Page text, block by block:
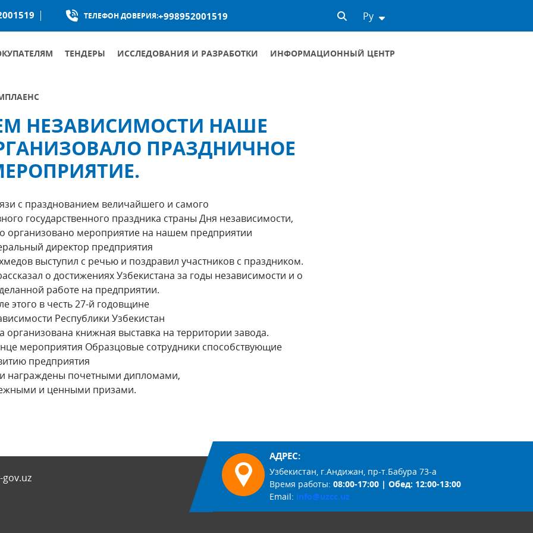
ТЕЛЕФОН ДОВЕРИЯ:+998952001519 Ру
ТЕНДЕРЫ ИССЛЕДОВАНИЯ И РАЗРАБОТКИ ИНФОРМАЦИОННЫЙ ЦЕНТР
НЕЗАВИСИМОСТИ НАШЕ
ПРАЗДНИЧНОЕ
с празднованием величайшего и самого
государственного праздника страны Дня независимости,
организовано мероприятие на нашем предприятии
директор предприятия
выступил с речью и поздравил участников с праздником.
о достижениях Узбекистана за годы независимости и о
работе на предприятии.
этого в честь 27-й годовщине
Республики Узбекистан
организована книжная выставка на территории завода.
мероприятия Образцовые сотрудники способствующие
предприятия
награждены почетными дипломами,
и ценными призами.
gov.uz
АДРЕС:
Узбекистан, г.Андижан, пр-т.Бабура 73-а
Время работы:08:00-17:00 | Обед: 12:00-13:00
Email: info@uzcc.uz